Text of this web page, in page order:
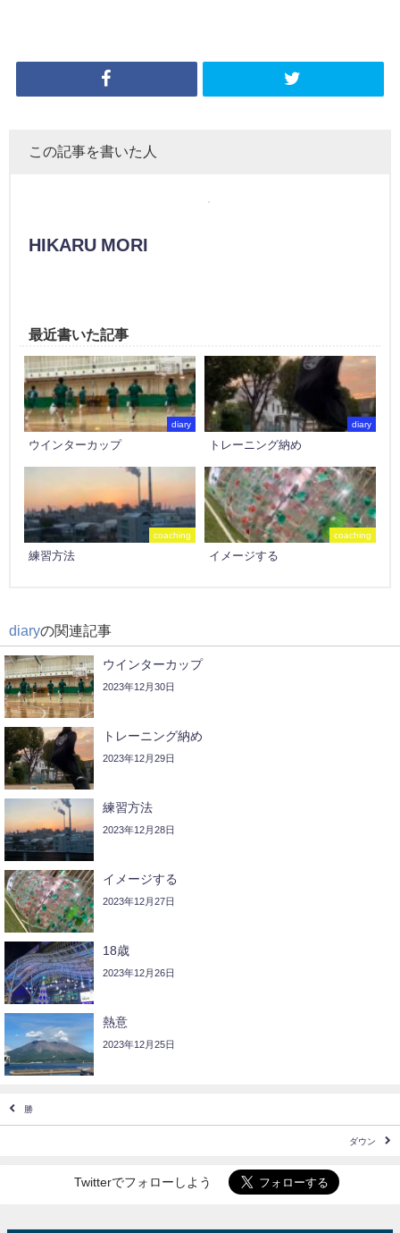
この記事を書いた人
HIKARU MORI
最近書いた記事
diary
ウインターカップ
diary
トレーニング納め
coaching
練習方法
coaching
イメージする
diaryの関連記事
ウインターカップ
2023年12月30日
トレーニング納め
2023年12月29日
練習方法
2023年12月28日
イメージする
2023年12月27日
18歳
2023年12月26日
熱意
2023年12月25日
勝
ダウン
Twitterでフォローしよう